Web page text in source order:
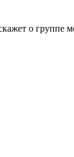
о группе